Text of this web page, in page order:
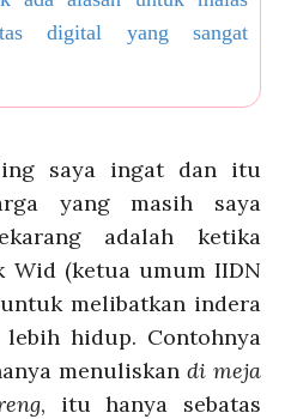
digital yang sangat
saya ingat dan itu
yang masih saya
adalah ketika
Wid (ketua umum IIDN
melibatkan indera
hidup. Contohnya
menuliskan di meja
, itu hanya sebatas